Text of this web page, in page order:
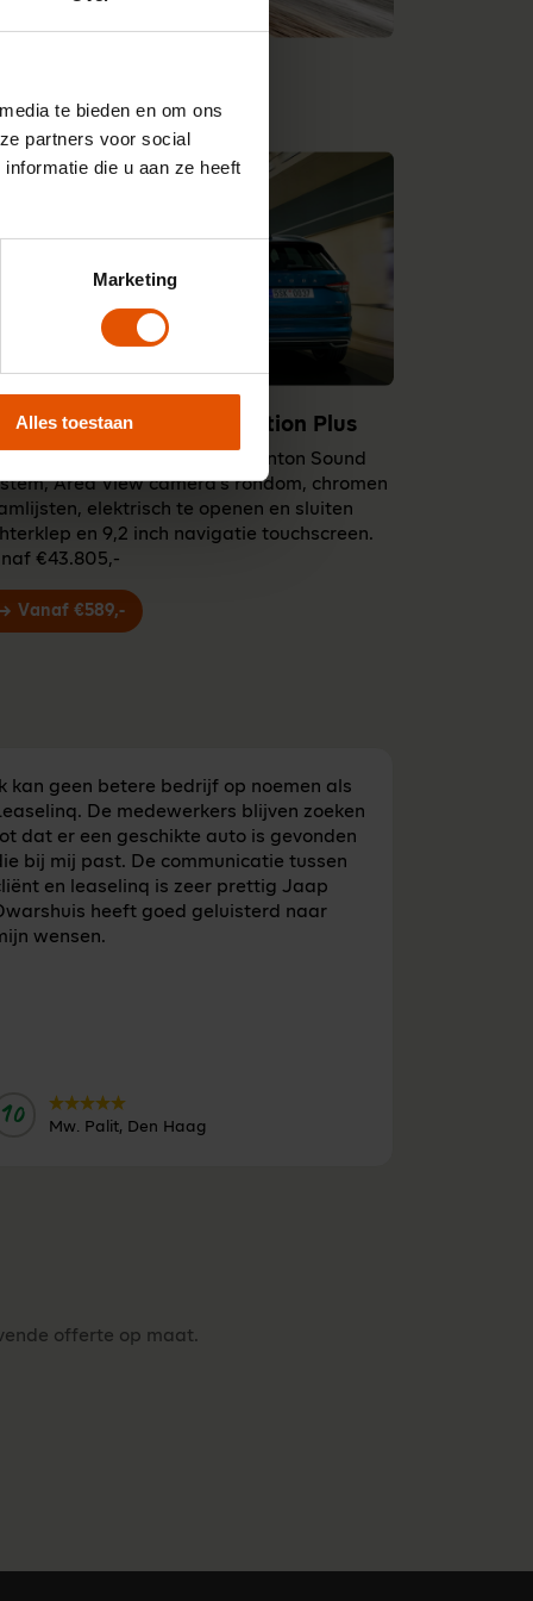
te bieden en om ons
partners voor social
die u aan ze heeft
Marketing
Alles toestaan
TSI 110kW DSG Bus. Edition Plus
rijke uitrusting. Met o.a. Canton Sound
Area View camera's rondom, chromen
elektrisch te openen en sluiten
en 9,2 inch navigatie touchscreen.
€43.805,-
Vanaf €589,-
kan geen betere bedrijf op noemen als
De medewerkers blijven zoeken
dat er een geschikte auto is gevonden
bij mij past. De communicatie tussen
en leaselinq is zeer prettig Jaap
heeft goed geluisterd naar
wensen.
10 Door:
Mw. Palit, Den Haag
offerte op maat.